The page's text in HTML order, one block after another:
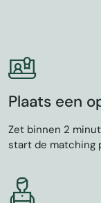
Plaats een
Zet binnen 2
start de matching